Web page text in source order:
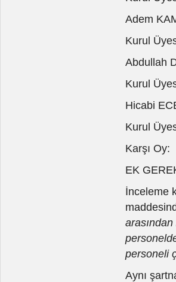
Adem
Kurul
Abdullah
Kurul
Hicabi
Kurul
Karşı Oy:
EK
İnceleme
personeli
Aynı